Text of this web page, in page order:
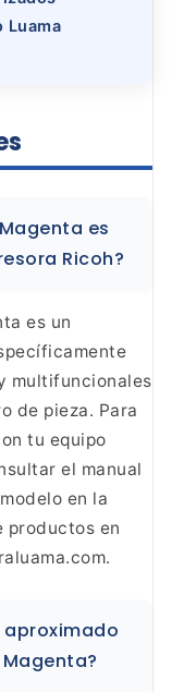
Luama
es
Ricoh?
es un
multifuncionales
de pieza. Para
tu equipo
el manual
en la
productos en
aproximado